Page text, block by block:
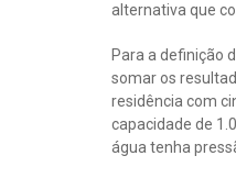
alternativa que
Para a definição
somar os
residência com
capacidade de
água tenha